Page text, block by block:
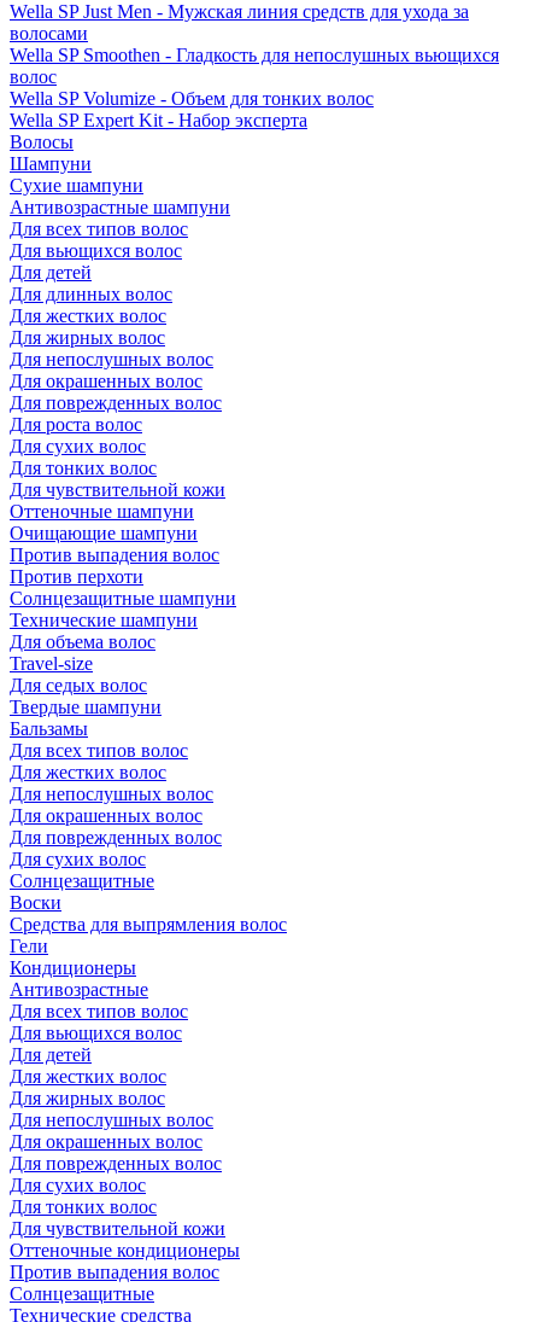
Wella SP Just Men - Мужская линия средств для ухода за
волосами
Wella SP Smoothen - Гладкость для непослушных вьющихся
волос
Wella SP Volumize - Объем для тонких волос
Wella SP Expert Kit - Набор эксперта
Волосы
Шампуни
Сухие шампуни
Антивозрастные шампуни
Для всех типов волос
Для вьющихся волос
Для детей
Для длинных волос
Для жестких волос
Для жирных волос
Для непослушных волос
Для окрашенных волос
Для поврежденных волос
Для роста волос
Для сухих волос
Для тонких волос
Для чувствительной кожи
Оттеночные шампуни
Очищающие шампуни
Против выпадения волос
Против перхоти
Солнцезащитные шампуни
Технические шампуни
Для объема волос
Travel-size
Для седых волос
Твердые шампуни
Бальзамы
Для всех типов волос
Для жестких волос
Для непослушных волос
Для окрашенных волос
Для поврежденных волос
Для сухих волос
Солнцезащитные
Воски
Средства для выпрямления волос
Гели
Кондиционеры
Антивозрастные
Для всех типов волос
Для вьющихся волос
Для детей
Для жестких волос
Для жирных волос
Для непослушных волос
Для окрашенных волос
Для поврежденных волос
Для сухих волос
Для тонких волос
Для чувствительной кожи
Оттеночные кондиционеры
Против выпадения волос
Солнцезащитные
Технические средства